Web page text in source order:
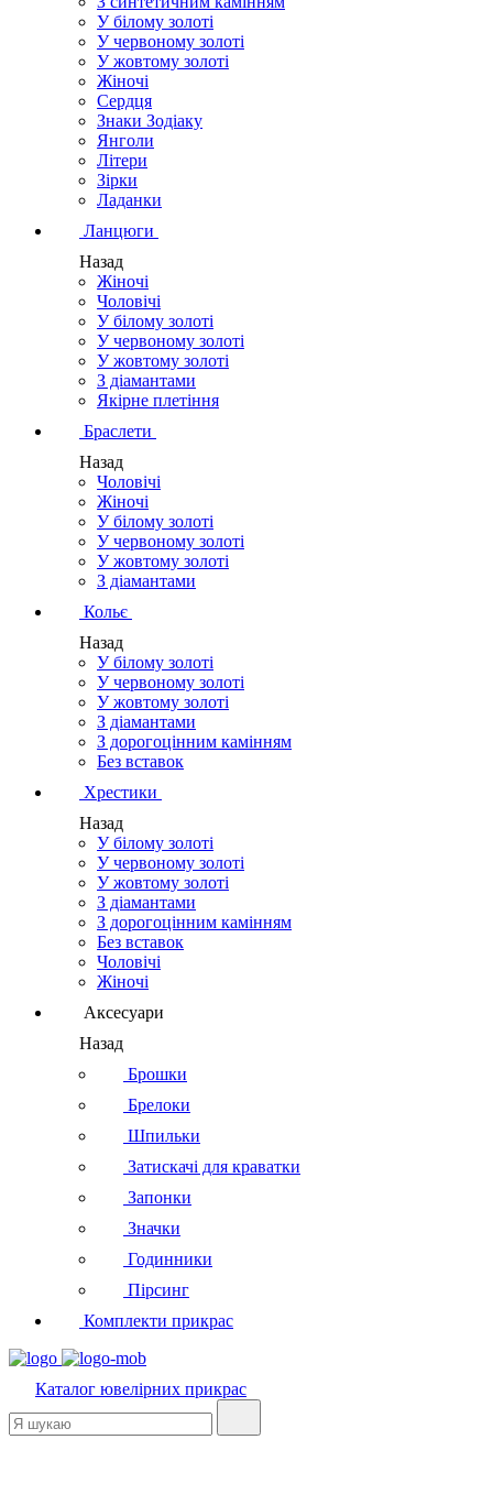
У білому золоті
У червоному золоті
У жовтому золоті
Жіночі
Сердця
Знаки Зодіаку
Янголи
Літери
Зірки
Ладанки
Ланцюги
Назад
Жіночі
Чоловічі
У білому золоті
У червоному золоті
У жовтому золоті
З діамантами
Якірне плетіння
Браслети
Назад
Чоловічі
Жіночі
У білому золоті
У червоному золоті
У жовтому золоті
З діамантами
Кольє
Назад
У білому золоті
У червоному золоті
У жовтому золоті
З діамантами
З дорогоцінним камінням
Без вставок
Хрестики
Назад
У білому золоті
У червоному золоті
У жовтому золоті
З діамантами
З дорогоцінним камінням
Без вставок
Чоловічі
Жіночі
Аксесуари
Назад
Брошки
Брелоки
Шпильки
Затискачі для краватки
Запонки
Значки
Годинники
Пірсинг
Комплекти прикрас
Каталог ювелірних прикрас